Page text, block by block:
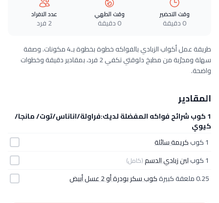
وقت التحضير
0 دقيقة
وقت الطهي
0 دقيقة
عدد الافراد
2 فرد
طريقة عمل أكواب الزبادي بالفواكه خطوة بخطوة بـ4 مكونات. وصفة
سهلة ومجرّبة من مطبخ دلوقتي تكفي 2 فرد، بمقادير دقيقة وخطوات
واضحة.
المقادير
1 كوب شرائح فواكه المفضلة لديك:فراولة/اناناس/توت/ مانجا/
كيوي
1 كوب
كريمة سائلة
1 كوب
لبن زبادي الدسم(كامل)
0.25 ملعقة كبيرة كوب سكر بودرة أو 2 عسل أبيض